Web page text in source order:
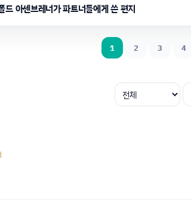
드 아센브레너가 파트너들에게 쓴 편지
1 2 3 4